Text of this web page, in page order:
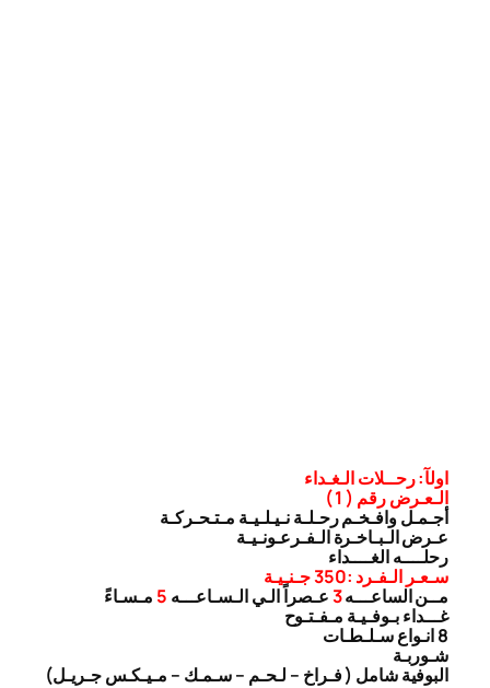
اولآ: رحــلات الـغـداء
الـعـرض رقم ( 1 )
أجـمـل وافـخـم رحـلـة نـيـلـيـة مـتـحـركـة
عـرض الـبـاخـرة الـفـرعـونـيـة
رحلــــه الغــــداء
سـعـر الـفـرد :350 جـنـيـة
مــن الساعـــه3عـصراً الـي الـسـاعـــه 5 مـسـاءً
غـــداء بـوفـيـة مـفـتـوح
8 انـواع سـلـطـات
شـوربـة
البوفية شامل ( فـراخ – لـحـم – سـمـك – مـيـكـس جـريـل)